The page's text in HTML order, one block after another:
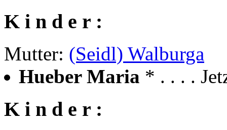
K i n d e r :
Mutter: (Seidl) Walburga
Hueber Maria * . . . .
K i n d e r :